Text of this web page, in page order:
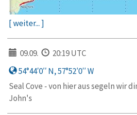
[ weiter... ]
09.09.
20:19 UTC
54°44′0′′ N, 57°52′0′′ W
Seal Cove - von hier aus segeln wir
John's